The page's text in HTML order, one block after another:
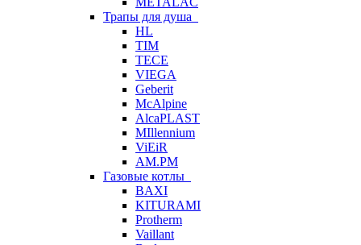
Трапы для душа
HL
TIM
TECE
VIEGA
Geberit
McAlpine
AlcaPLAST
MIllennium
ViEiR
AM.PM
Газовые котлы
BAXI
KITURAMI
Protherm
Vaillant